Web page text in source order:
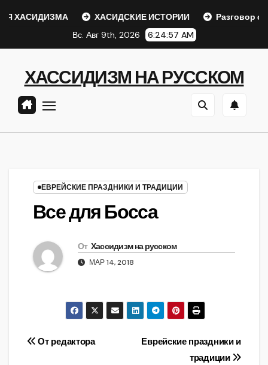
ХАСИДИЗМА ХАСИДСКИЕ ИСТОРИИ
Разговор с
Вс. Авг 9th, 2026
6:24:57 AM
ХАССИДИЗМ НА РУССКОМ
ЕВРЕЙСКИЕ ПРАЗДНИКИ И ТРАДИЦИИ
Все для Босса
От Хассидизм на русском
МАР 14, 2018
Навигация
Еврейские праздники и
традиции
От редактора